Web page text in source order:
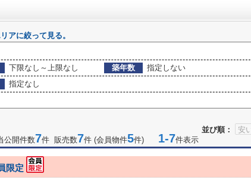
アに絞って見る。
下限なし～上限なし 築年数
指定しない
指定なし
並び順：
公開件数7件 販売数7件 (会員物件5件) 1-7件表示
限定